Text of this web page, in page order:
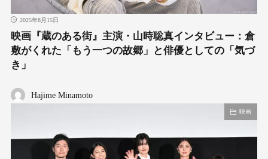
2025年8月15日
映画『蔵のある街』主演・山時聡真インタビュー：倉
敷がくれた「もう一つの故郷」と俳優としての「気づ
き」
Hajime Minamoto
映画